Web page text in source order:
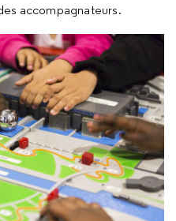
accompagnateurs.